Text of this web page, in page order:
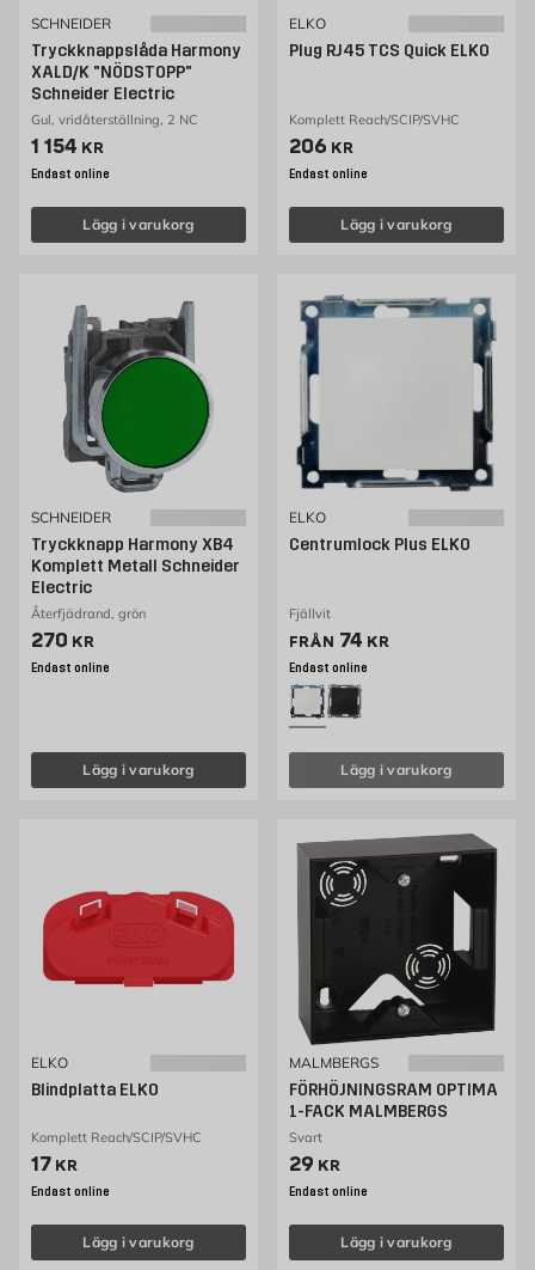
SCHNEIDER
Tryckknappslåda Harmony
XALD/K "NÖDSTOPP"
Schneider Electric
Gul, vridåterställning, 2 NC
Pris 1154 kr
1 154 KR
Endast online
Lägg i varukorg
ELKO
Plug RJ45 TCS Quick ELKO
Komplett Reach/SCIP/SVHC
Pris 206 kr
206 KR
Endast online
Lägg i varukorg
SCHNEIDER
Tryckknapp Harmony XB4
Komplett Metall Schneider
Electric
Återfjädrand, grön
Pris 270 kr
270 KR
Endast online
Lägg i varukorg
ELKO
Centrumlock Plus ELKO
Fjällvit
FRÅN Pris 60 kr
74 KR
Endast online
Lägg i varukorg
ELKO
Blindplatta ELKO
Komplett Reach/SCIP/SVHC
Pris 17 kr
17 KR
Endast online
Lägg i varukorg
MALMBERGS
FÖRHÖJNINGSRAM OPTIMA
1-FACK MALMBERGS
Svart
Pris 29 kr
29 KR
Endast online
Lägg i varukorg